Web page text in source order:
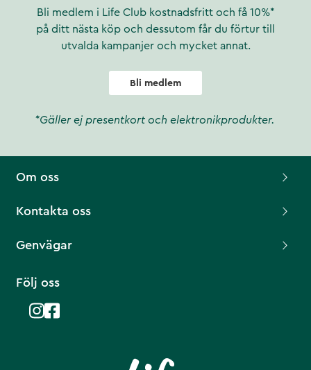
Bli medlem i Life Club kostnadsfritt och få 10%*
på ditt nästa köp och dessutom får du förtur till
utvalda kampanjer och mycket annat.
Bli medlem
*Gäller ej presentkort och elektronikprodukter.
Om oss
Kontakta oss
Genvägar
Följ oss